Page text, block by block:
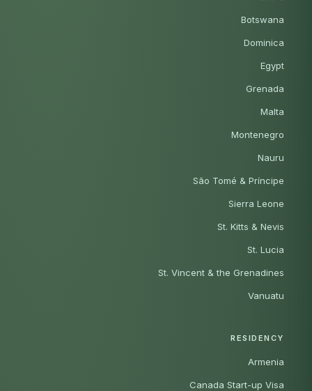
Botswana
Dominica
Egypt
Grenada
Malta
Montenegro
Nauru
São Tomé & Príncipe
Sierra Leone
St. Kitts & Nevis
St. Lucia
St. Vincent & the Grenadines
Vanuatu
RESIDENCY
Armenia
Canada Start-up Visa